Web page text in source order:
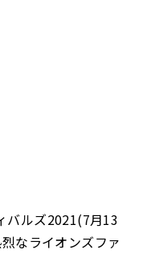
バルズ2021(7月13
なライオンズファ